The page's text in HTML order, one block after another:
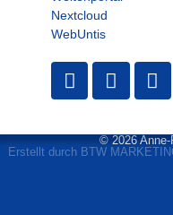
Nextcloud
WebUntis
© 2026 Anne-
Erstellt durch BTW